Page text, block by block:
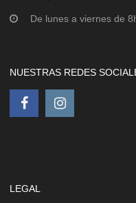
De lunes a viernes de
NUESTRAS REDES
LEGAL